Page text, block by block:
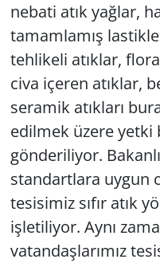
nebati atık yağlar,
tamamlamış
tehlikeli atıklar,
civa içeren atıklar,
seramik atıkları
edilmek üzere yetki
gönderiliyor.
standartlara uygun
tesisimiz sıfır atık
işletiliyor. Aynı
vatandaşlarımız